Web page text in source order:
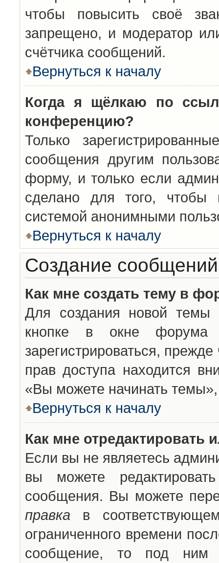
чтобы повысить своё
запрещено, и модератор
счётчика сообщений.
Вернуться к началу
Когда я щёлкаю по
конференцию?
Только
сообщения другим
форму, и только если
сделано для того, чтобы
системой анонимными
Вернуться к началу
Создание сообщений
Как мне создать тему в
Для создания новой темы
кнопке в окне
зарегистрироваться,
прав доступа находится
«Вы можете начинать
Вернуться к началу
Как мне отредактировать
Если вы не являетесь
вы можете
сообщения. Вы можете
правка в
ограниченного времени
сообщение, то под ним